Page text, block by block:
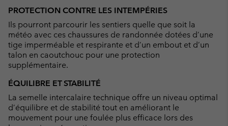
PROTECTION CONTRE LES INTEMPÉRIES
Ils pourront parcourir les sentiers quelle que soit la
météo avec ces chaussures de randonnée dotées d’une
tige imperméable et respirante et d’un embout et d’un
talon en caoutchouc pour une protection
supplémentaire.
ÉQUILIBRE ET STABILITÉ
La semelle intercalaire technique offre un niveau optimal
d’équilibre et de stabilité tout en améliorant le
mouvement pour une foulée plus efficace lors des